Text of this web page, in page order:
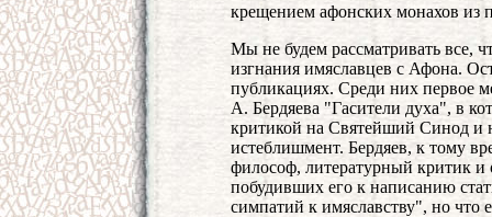
крещением афонских монахов из
Мы не будем рассматривать все,
изгнания имяславцев с Афона.
публикациях. Среди них первое
А. Бердяева "Гасители духа", в
критикой на Святейший Синод и
истеблишмент. Бердяев, к тому
философ, литературный критик и
побудивших его к написанию
симпатий к имяславству", но